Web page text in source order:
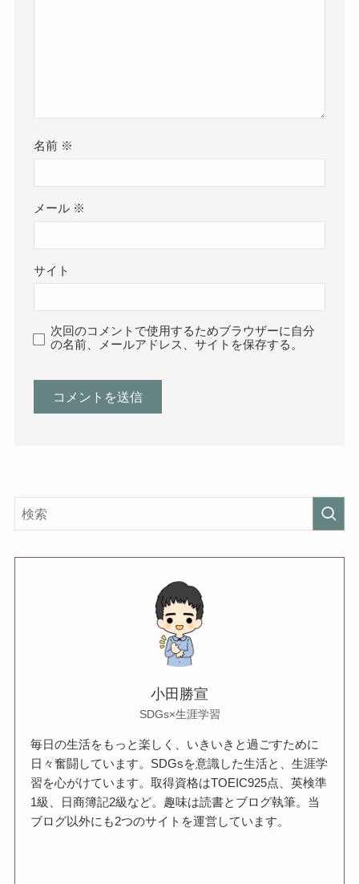
名前 ※
メール ※
サイト
次回のコメントで使用するためブラウザーに自分
の名前、メールアドレス、サイトを保存する。
小田勝宣
SDGs×生涯学習
毎日の生活をもっと楽しく、いきいきと過ごすために
日々奮闘しています。SDGsを意識した生活と、生涯学
習を心がけています。取得資格はTOEIC925点、英検準
1級、日商簿記2級など。趣味は読書とブログ執筆。当
ブログ以外にも2つのサイトを運営しています。